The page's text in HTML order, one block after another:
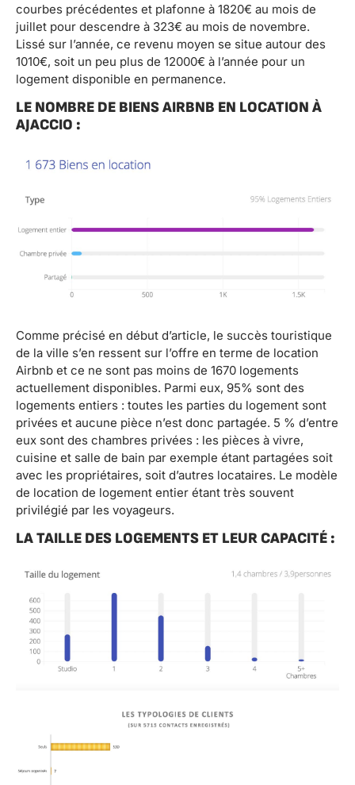
courbes précédentes et plafonne à 1820€ au mois de
juillet pour descendre à 323€ au mois de novembre.
Lissé sur l’année, ce revenu moyen se situe autour des
1010€, soit un peu plus de 12000€ à l’année pour un
logement disponible en permanence.
LE NOMBRE DE BIENS AIRBNB EN LOCATION À
AJACCIO :
Comme précisé en début d’article, le succès touristique
de la ville s’en ressent sur l’offre en terme de location
Airbnb et ce ne sont pas moins de 1670 logements
actuellement disponibles. Parmi eux, 95% sont des
logements entiers : toutes les parties du logement sont
privées et aucune pièce n’est donc partagée. 5 % d’entre
eux sont des chambres privées : les pièces à vivre,
cuisine et salle de bain par exemple étant partagées soit
avec les propriétaires, soit d’autres locataires. Le modèle
de location de logement entier étant très souvent
privilégié par les voyageurs.
LA TAILLE DES LOGEMENTS ET LEUR CAPACITÉ :